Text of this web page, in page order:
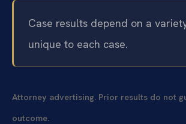
Case results depend on a
unique to each case.
Attorney advertising. Prior results do not
outcome.